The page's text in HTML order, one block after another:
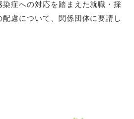
染症への対応を踏まえた就職・採
配慮について、関係団体に要請し